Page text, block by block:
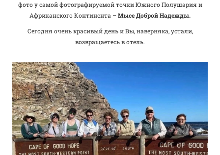
фото у самой фотографируемой точки Южного Полушария и
Африканского Континента –Мысе Доброй Надежды.
Сегодня очень красивый день и Вы, наверняка, устали,
возвращаетесь в отель.